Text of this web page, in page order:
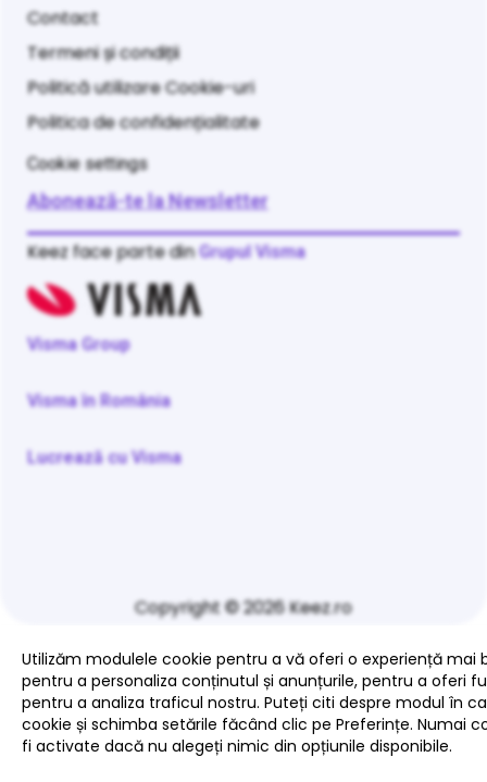
Contact
Termeni și condiții
Politică utilizare Cookie-uri
Politica de confidențialitate
Cookie settings
Abonează-te la Newsletter
Keez face parte dinGrupul Visma
Visma Group
Visma în România
Lucrează cu Visma
Copyright © 2026 Keez.ro